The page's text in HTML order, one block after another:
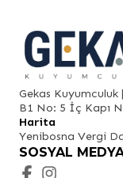
Gekas
B1 No: 5 İç Kapı
Harita
Yenibosna Vergi
SOSYAL